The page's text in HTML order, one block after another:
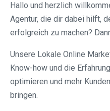
Hallo und herzlich
Agentur, die dir dabei hilft,
erfolgreich zu machen?
Unsere Lokale Online
Know-how und die
optimieren und mehr
bringen.